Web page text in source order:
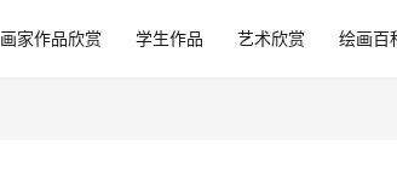
画家作品欣赏 学生作品 艺术欣赏 绘画百